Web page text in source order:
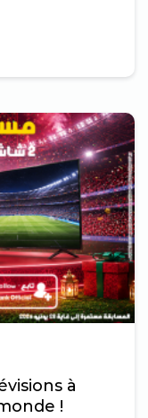
à
!